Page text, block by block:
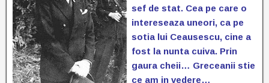
sef de stat. Cea pe care o
intereseaza uneori, ca pe
sotia lui Ceausescu, cine a
fost la nunta cuiva. Prin
gaura cheii… Greceanii stie
ce am in vedere…